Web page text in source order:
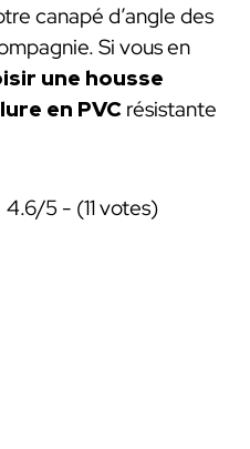
canapé d’angle des
Si vous en
une housse
en PVC résistante
4.6/5 - (11 votes)